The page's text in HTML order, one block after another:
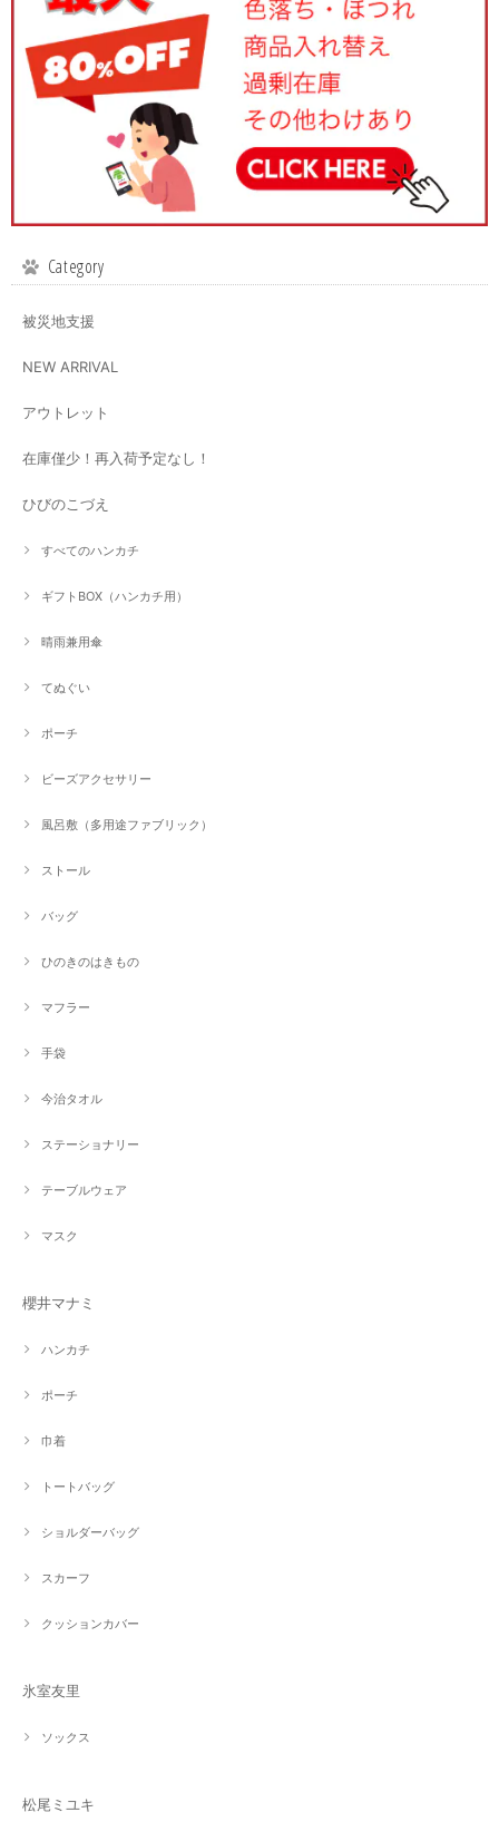
Category
被災地支援
NEW ARRIVAL
アウトレット
在庫僅少！再入荷予定なし！
ひびのこづえ
すべてのハンカチ
ギフトBOX（ハンカチ用）
晴雨兼用傘
てぬぐい
ポーチ
ビーズアクセサリー
風呂敷（多用途ファブリック）
ストール
バッグ
ひのきのはきもの
マフラー
手袋
今治タオル
ステーショナリー
テーブルウェア
マスク
櫻井マナミ
ハンカチ
ポーチ
巾着
トートバッグ
ショルダーバッグ
スカーフ
クッションカバー
氷室友里
ソックス
松尾ミユキ